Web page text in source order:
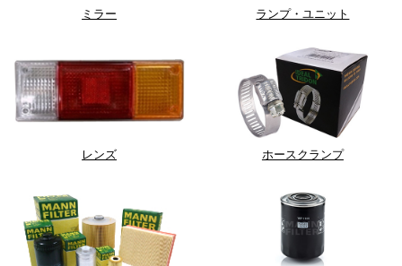
ミラー ランプ・ユニット
レンズ ホースクランプ